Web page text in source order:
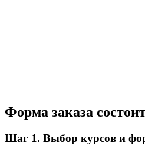
Форма заказа
Шаг 1. Выбор курсов и